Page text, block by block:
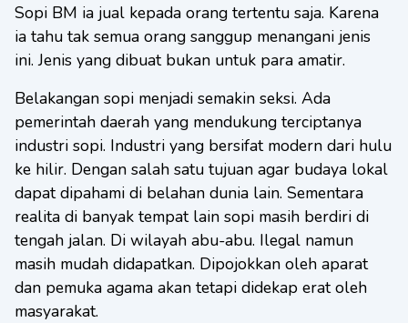
Sopi BM ia jual kepada orang tertentu saja. Karena
ia tahu tak semua orang sanggup menangani jenis
ini. Jenis yang dibuat bukan untuk para amatir.
Belakangan sopi menjadi semakin seksi. Ada
pemerintah daerah yang mendukung terciptanya
industri sopi. Industri yang bersifat modern dari hulu
ke hilir. Dengan salah satu tujuan agar budaya lokal
dapat dipahami di belahan dunia lain. Sementara
realita di banyak tempat lain sopi masih berdiri di
tengah jalan. Di wilayah abu-abu. Ilegal namun
masih mudah didapatkan. Dipojokkan oleh aparat
dan pemuka agama akan tetapi didekap erat oleh
masyarakat.